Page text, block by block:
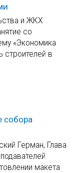
и ЖКХ
со
«Экономика
строителей в
собора
Герман, Глава
макета